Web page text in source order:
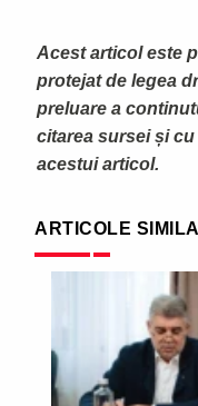
Acest articol este
protejat de legea
preluare a
citarea sursei și
acestui articol.
ARTICOLE